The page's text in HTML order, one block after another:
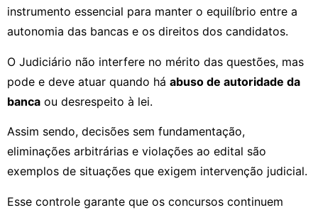
instrumento essencial para manter o equilíbrio entre a
autonomia das bancas e os direitos dos candidatos.
O Judiciário não interfere no mérito das questões, mas
pode e deve atuar quando há abuso de autoridade da
banca ou desrespeito à lei.
Assim sendo, decisões sem fundamentação,
eliminações arbitrárias e violações ao edital são
exemplos de situações que exigem intervenção judicial.
Esse controle garante que os concursos continuem